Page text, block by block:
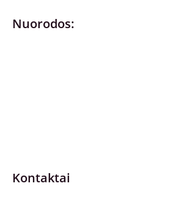
Nuorodos:
Kontaktai